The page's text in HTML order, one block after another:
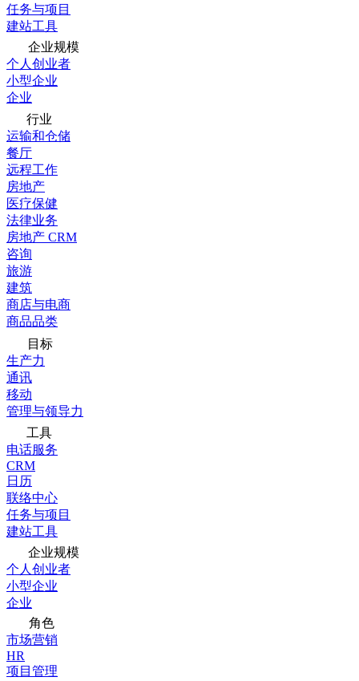
任务与项目
建站工具
企业规模
个人创业者
小型企业
企业
行业
运输和仓储
餐厅
远程工作
房地产
医疗保健
法律业务
房地产 CRM
咨询
旅游
建筑
商店与电商
商品品类
目标
生产力
通讯
移动
管理与领导力
工具
电话服务
CRM
日历
联络中心
任务与项目
建站工具
企业规模
个人创业者
小型企业
企业
角色
市场营销
HR
项目管理